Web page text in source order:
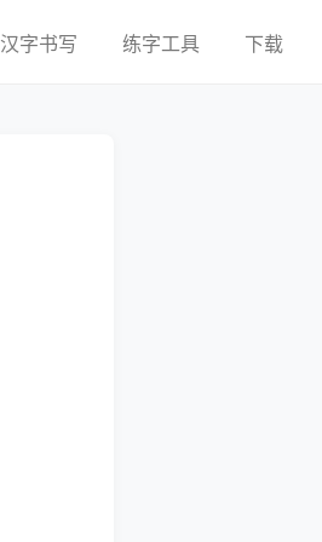
汉字书写 练字工具 下载